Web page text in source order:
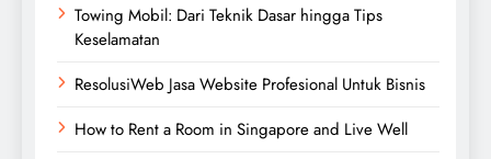
Towing Mobil: Dari Teknik Dasar hingga Tips
Keselamatan
ResolusiWeb Jasa Website Profesional Untuk Bisnis
How to Rent a Room in Singapore and Live Well